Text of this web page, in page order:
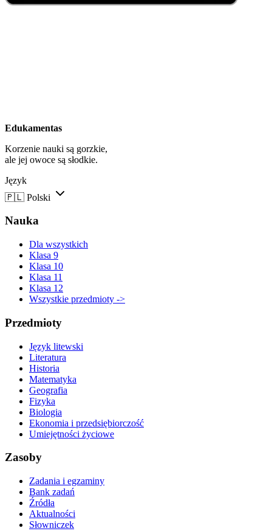
Edukamentas
Korzenie nauki są gorzkie,
ale jej owoce są słodkie.
Język
🇵🇱 Polski
Nauka
Dla wszystkich
Klasa 9
Klasa 10
Klasa 11
Klasa 12
Wszystkie przedmioty ->
Przedmioty
Język litewski
Literatura
Historia
Matematyka
Geografia
Fizyka
Biologia
Ekonomia i przedsiębiorczość
Umiejętności życiowe
Zasoby
Zadania i egzaminy
Bank zadań
Źródła
Aktualności
Słowniczek